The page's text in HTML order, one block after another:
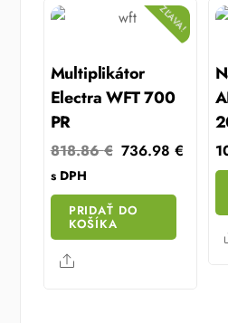
ZĽAVA!
Multiplikátor
Electra WFT 700
PR
818.86€ Original
was:
736.98€
price
s DPH
PRIDAŤ DO
KOŠÍKA
Share